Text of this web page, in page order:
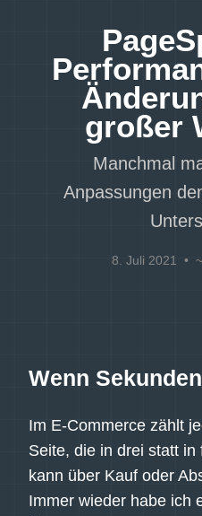
großer
Manchmal
Anpassungen
8. Juli 2021 •
Wenn
Im E-Commerce zählt
Seite, die in drei statt in
kann über Kauf oder
Immer wieder habe ich